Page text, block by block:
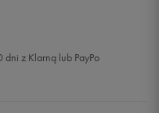
dni z Klarną lub PayPo